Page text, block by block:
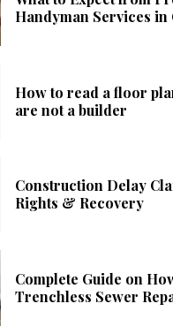
Handyman Services in
How to read a floor
are not a builder
Construction Delay
Rights & Recovery
Complete Guide on
Trenchless Sewer